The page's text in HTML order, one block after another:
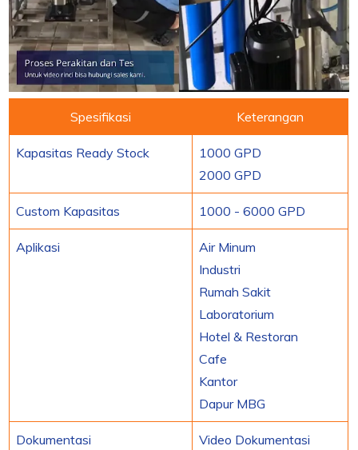
Spesifikasi Keterangan
Kapasitas Ready Stock
1000 GPD
2000 GPD
Custom Kapasitas 1000 - 6000 GPD
Aplikasi
Air Minum
Industri
Rumah Sakit
Laboratorium
Hotel & Restoran
Cafe
Kantor
Dapur MBG
Dokumentasi
Video Dokumentasi